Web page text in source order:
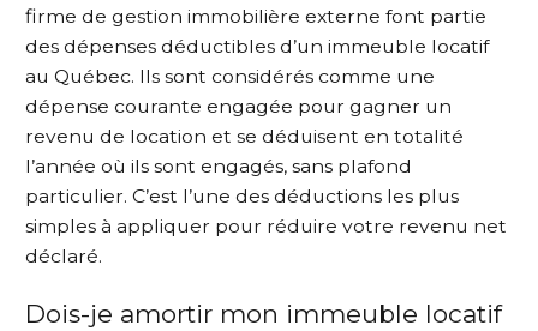
firme de gestion immobilière externe font partie
des dépenses déductibles d’un immeuble locatif
au Québec. Ils sont considérés comme une
dépense courante engagée pour gagner un
revenu de location et se déduisent en totalité
l’année où ils sont engagés, sans plafond
particulier. C’est l’une des déductions les plus
simples à appliquer pour réduire votre revenu net
déclaré.
Dois-je amortir mon immeuble locatif